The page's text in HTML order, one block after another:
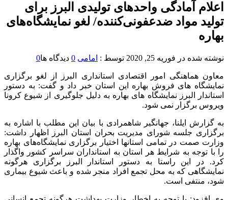
اعلام آمادگی واحدهای تولیدی البرز برای
تولید مواد ضدعفونی‌کننده/ لغو نمایشگاه‌های
بهاره
نوشته شده در فوریه 25, 2020 توسط : امامی 0 دیدگاه ها0
معاون هماهنگی امور اقتصادی استانداری البرز از لغو برگزاری
نمایشگاه های فروش بهاره این استان خبر داد و گفت: به دستور
استاندار البرز نمایشگاه های بهاره به دلیل جلوگیری از شیوع کرونا
ویروس برگزار نمی شود.
به گزارش ایلنا، جهانگیر شاهمرادی با بیان این مطلب با اشاره به
برگزاری جلسه شورای مدیریت بحران استان البرز اظهار داشت:
وزارت صمت در تمامی استانها اختیار برگزاری نمایشگاه‌های بهاره
را با توجه به شرایط هر استان به استانداران سراسر کشور واگذار
کرد. در این راستا به دستور استاندار البرز برگزاری هرگونه
نمایشگاهی که به محل تجمع افراد منجر شده و باعث شیوع بیماری
شود، منتفی است.